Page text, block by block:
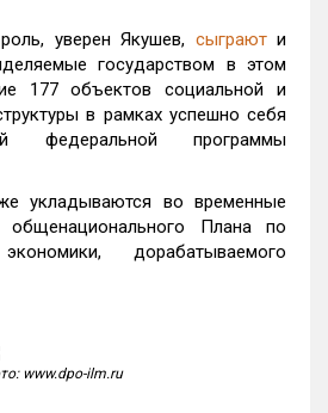
уверен Якушев, сыграюти
государством в этом
177 объектов социальной и
в рамках успешно себя
федеральной программы
укладываются во временные
общенационального Плана по
дорабатываемого
www.dpo-ilm.ru